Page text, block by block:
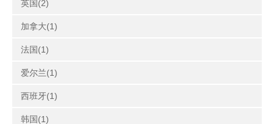
英国(2)
加拿大(1)
法国(1)
爱尔兰(1)
西班牙(1)
韩国(1)